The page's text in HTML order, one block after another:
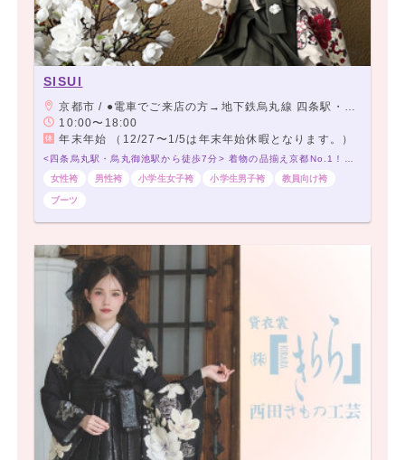
SISUI
京都市 / ●電車でご来店の方→地下鉄烏丸線 四条駅・阪急京都線 烏丸駅下車 24番出口より室町通沿いを北へ徒歩7分 地下鉄烏丸線・東西線 烏丸御池駅 下車 6番出口より室町通沿い南へ徒歩5分 ●お車でご来店の方→室町御池交差点を南へ約400m
10:00〜18:00
年末年始 （12/27〜1/5は年末年始休暇となります。）
<四条烏丸駅・烏丸御池駅から徒歩7分> 着物の品揃え京都No.1！必ずお気に入りが見つかる♡
女性袴
男性袴 小学生女子袴 小学生男子袴 教員向け袴
ブーツ